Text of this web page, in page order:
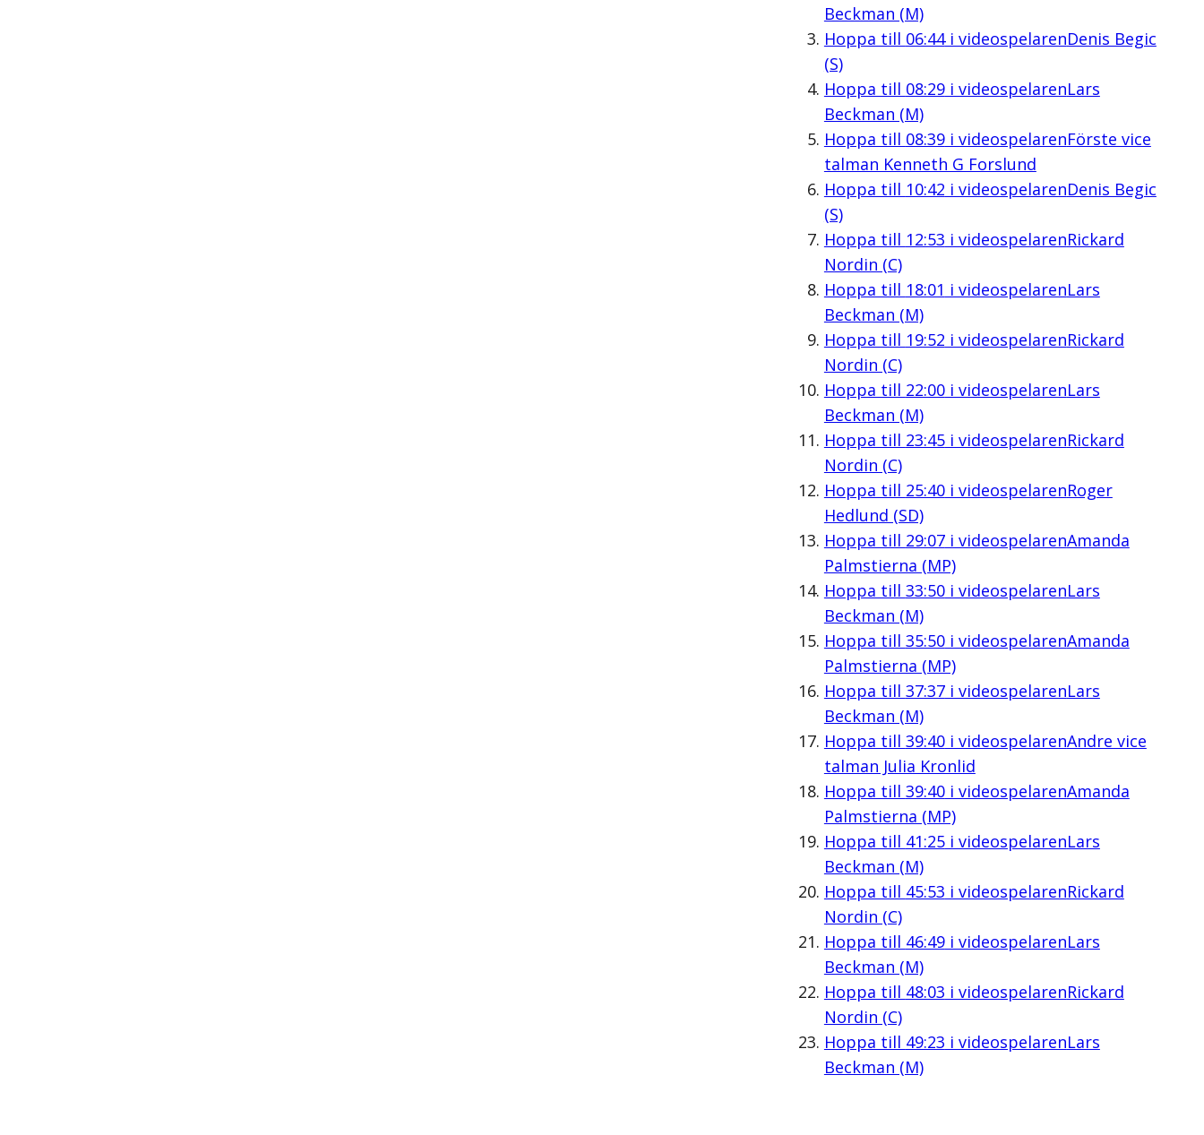
Beckman (M)
Hoppa till 06:44i videospelarenDenis Begic
(S)
Hoppa till 08:29i videospelarenLars
Beckman (M)
Hoppa till 08:39i videospelarenFörste vice
talman Kenneth G Forslund
Hoppa till 10:42 i videospelarenDenis Begic
(S)
Hoppa till 12:53 i videospelarenRickard
Nordin (C)
Hoppa till 18:01 i videospelarenLars
Beckman (M)
Hoppa till 19:52 i videospelarenRickard
Nordin (C)
Hoppa till 22:00i videospelarenLars
Beckman (M)
Hoppa till 23:45i videospelarenRickard
Nordin (C)
Hoppa till 25:40i videospelarenRoger
Hedlund (SD)
Hoppa till 29:07i videospelarenAmanda
Palmstierna (MP)
Hoppa till 33:50i videospelarenLars
Beckman (M)
Hoppa till 35:50i videospelarenAmanda
Palmstierna (MP)
Hoppa till 37:37i videospelarenLars
Beckman (M)
Hoppa till 39:40i videospelarenAndre vice
talman Julia Kronlid
Hoppa till 39:40i videospelarenAmanda
Palmstierna (MP)
Hoppa till 41:25i videospelarenLars
Beckman (M)
Hoppa till 45:53 i videospelarenRickard
Nordin (C)
Hoppa till 46:49i videospelarenLars
Beckman (M)
Hoppa till 48:03 i videospelarenRickard
Nordin (C)
Hoppa till 49:23 i videospelarenLars
Beckman (M)